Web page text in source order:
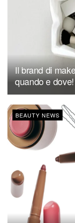
Il brand di
quando e dove!
BEAUTY NEWS